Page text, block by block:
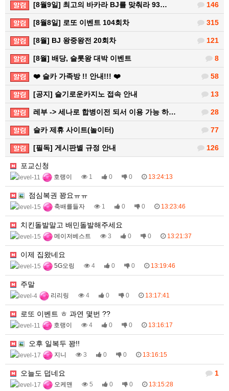
146
[8월9일] 최고의 바카라 BJ를 맞춰라 93…
315
[8월8일] 로또 이벤트 104회차
121
[8월] BJ 왕중왕전 20회차
8
[8월] 배당, 슬롯왕 대박 이벤트
58
❤️ 슬카 가족방 !! 안내!!! ❤️
13
[공지] 슬기로운카지노 접속 안내
28
레부 -> 세나로 합병이전 되서 이용 가능 하…
77
슬카 제휴 사이트(놀이터)
126
[필독] 게시판별 규정 안내
포교신청
호랭이 1 0 0 13:24:13
점심복권 꽝요ㅠㅠ
축배를들자 1 0 0 13:23:46
치킨돌발말고 배민돌발해주세요
메이저베스트 3 0 0 13:21:37
이제 집왔네요
5G오링 4 0 0 13:19:46
주말
리리링 4 0 0 13:17:41
로또 이벤트 ㅎ 과연 몇번 ??
호랭이 4 0 0 13:16:17
오후 일복두 꽝!!
지니 3 0 0 13:16:15
1
오늘도 덥네요
오케맨 5 0 0 13:15:28